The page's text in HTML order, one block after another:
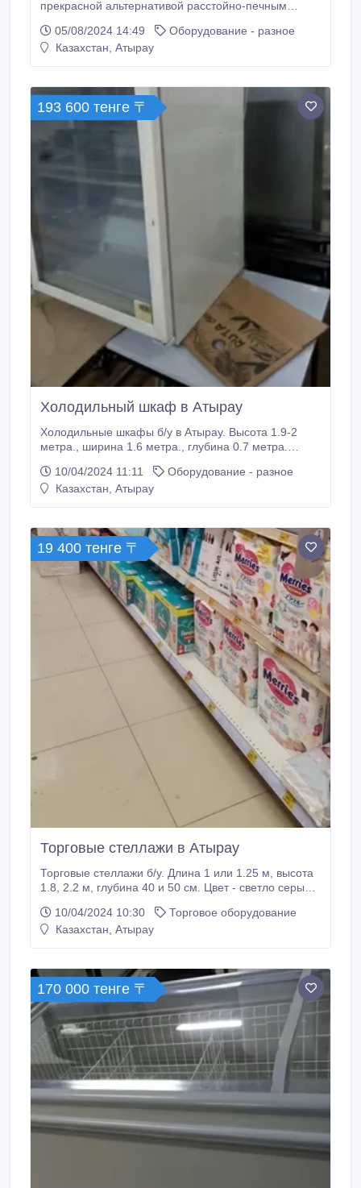
прекрасной альтернативой расстойно-печным
вашего производства или пекарни. С ее
использованием у вас откроются новые
ротационной печи Материал толстостенный, что
обеспечивает ее прочность.
05/08/2024 14:49
Оборудование - разное
Казахстан, Атырау
193 600 тенге 〒
Холодильный шкаф в Атырау
Холодильные шкафы б/у в Атырау. Высота 1.9-2
метра., ширина 1.6 метра., глубина 0.7 метра.
поставки..
10/04/2024 11:11
Оборудование - разное
Казахстан, Атырау
19 400 тенге 〒
Торговые стеллажи в Атырау
Торговые стеллажи б/у. Длина 1 или 1.25 м, высота
1.8, 2.2 м, глубина 40 и 50 см. Цвет - светло серый
пролет оптом..
10/04/2024 10:30
Торговое оборудование
Казахстан, Атырау
170 000 тенге 〒